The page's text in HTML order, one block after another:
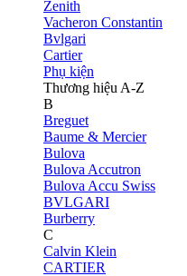
Zenith
Vacheron Constantin
Bvlgari
Cartier
Phụ kiện
Thương hiệu A-Z
B
Breguet
Baume & Mercier
Bulova
Bulova Accutron
Bulova Accu Swiss
BVLGARI
Burberry
C
Calvin Klein
CARTIER